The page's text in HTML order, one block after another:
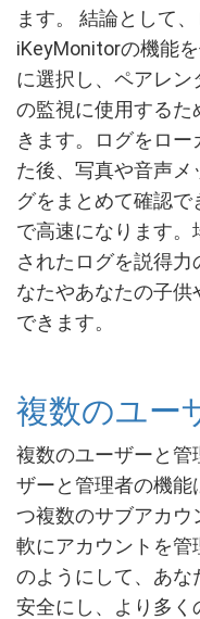
ます。 結論として
iKeyMonitorの機能
に選択し、ペアレ
の監視に使用する
きます。ログをロ
た後、写真や音声メ
グをまとめて確認で
で高速になります。
されたログを説得
なたやあなたの子
できます。
複数のユー
複数のユーザーと管
ザーと管理者の機
つ複数のサブアカウ
軟にアカウントを管
のようにして、あな
安全にし、より多く